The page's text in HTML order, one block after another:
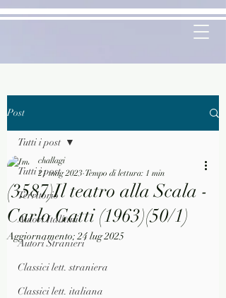
Post
Tutti i post
Territorio
Autori Italiani
Autori Stranieri
Classici lett. straniera
Classici lett. italiana
Tutti i post
(3587)Il teatro alla Scala -
Carlo Gatti (1963)(50/1)
challagi
21 mag 2023 Tempo di lettura: 1 min
Aggiornamento:24 lug 2025